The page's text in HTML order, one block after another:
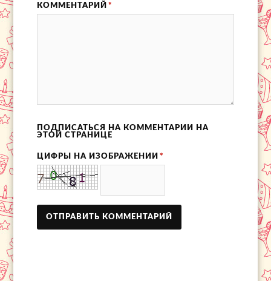
КОММЕНТАРИЙ *
ПОДПИСАТЬСЯ НА КОММЕНТАРИИ НА
ЭТОЙ СТРАНИЦЕ
ЦИФРЫ НА ИЗОБРАЖЕНИИ *